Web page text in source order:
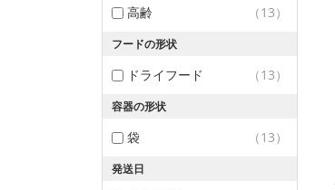
高齢 （13）
フードの形状
ドライフード （13）
容器の形状
袋 （13）
発送日